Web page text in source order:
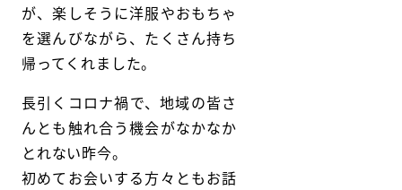
が、楽しそうに洋服やおもちゃ
を選んびながら、たくさん持ち
帰ってくれました。
長引くコロナ禍で、地域の皆さ
んとも触れ合う機会がなかなか
とれない昨今。
初めてお会いする方々ともお話